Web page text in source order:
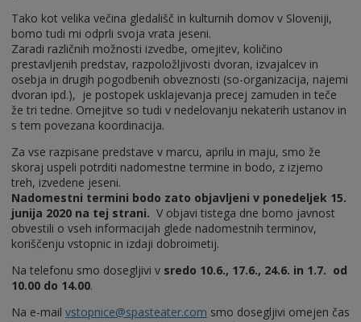
Tako kot velika večina gledališč in kulturnih domov v Sloveniji,
bomo tudi mi odprli svoja vrata jeseni.
Zaradi različnih možnosti izvedbe, omejitev, količino
prestavljenih predstav, razpoložljivosti dvoran, izvajalcev in
osebja in drugih pogodbenih obveznosti (so-organizacija, najemi
dvoran ipd.), je postopek usklajevanja precej zamuden in teče
že tri tedne. Omejitve so tudi v nedelovanju nekaterih ustanov in
s tem povezana koordinacija.
Za vse razpisane predstave v marcu, aprilu in maju, smo že
skoraj uspeli potrditi nadomestne termine in bodo, z izjemo
treh, izvedene jeseni.
Nadomestni termini bodo zato objavljeni v ponedeljek 15.
junija 2020 na tej strani. V objavi tistega dne bomo javnost
obvestili o vseh informacijah glede nadomestnih terminov,
koriščenju vstopnic in izdaji dobroimetij.
Na telefonu smo dosegljivi v sredo 10.6., 17.6., 24.6. in 1.7. od
10.00 do 14.00.
Na e-mail vstopnice@spasteater.com smo dosegljivi omejen čas